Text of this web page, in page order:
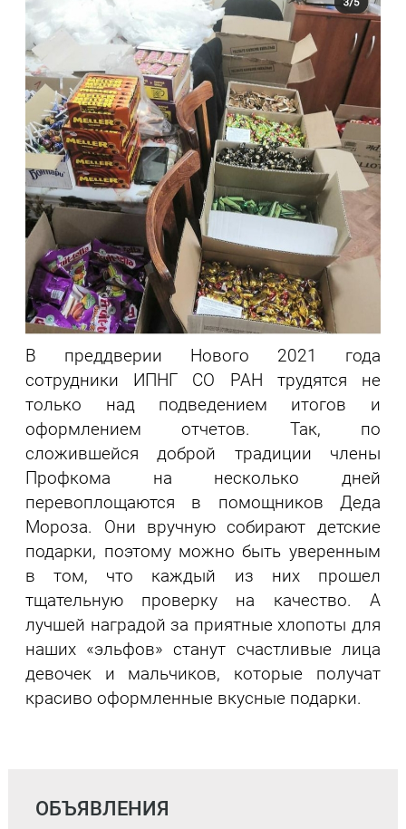
В преддверии Нового 2021 года
сотрудники ИПНГ СО РАН трудятся не
только над подведением итогов и
оформлением отчетов. Так, по
сложившейся доброй традиции члены
Профкома на несколько дней
перевоплощаются в помощников Деда
Мороза. Они вручную собирают детские
подарки, поэтому можно быть уверенным
в том, что каждый из них прошел
тщательную проверку на качество. А
лучшей наградой за приятные хлопоты для
наших «эльфов» станут счастливые лица
девочек и мальчиков, которые получат
красиво оформленные вкусные подарки.
ОБЪЯВЛЕНИЯ